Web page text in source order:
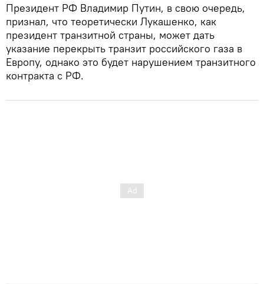
Президент РФ Владимир Путин, в свою очередь,
признал, что теоретически Лукашенко, как
президент транзитной страны, может дать
указание перекрыть транзит российского газа в
Европу, однако это будет нарушением транзитного
контракта с РФ.